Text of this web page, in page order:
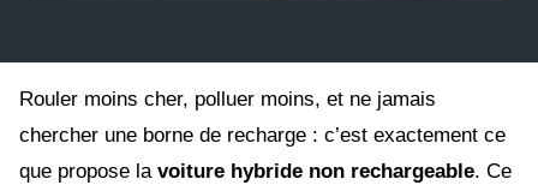
Rouler moins cher, polluer moins, et ne jamais
chercher une borne de recharge : c’est exactement ce
que propose la voiture hybride non rechargeable. Ce